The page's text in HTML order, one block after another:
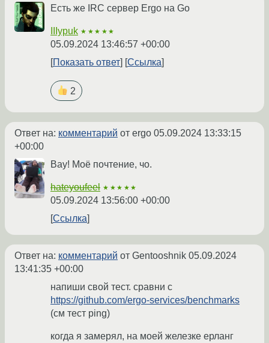
Есть же IRC сервер Ergo на Go
IIIypuk ★★★★★
05.09.2024 13:46:57 +00:00
Показать ответ
Ссылка
2
Ответ на: комментарий от ergo 05.09.2024 13:33:15
+00:00
Вау! Моё почтение, чо.
hateyoufeel ★★★★★
05.09.2024 13:56:00 +00:00
Ссылка
Ответ на: комментарий от Gentooshnik 05.09.2024
13:41:35 +00:00
напиши свой тест. сравни с
https://github.com/ergo-services/benchmarks
(см тест ping)
когда я замерял, на моей железке ерланг